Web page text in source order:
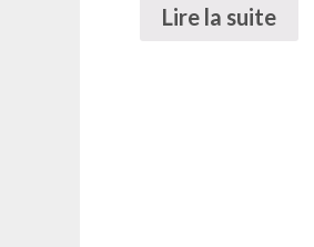
Lire la suite